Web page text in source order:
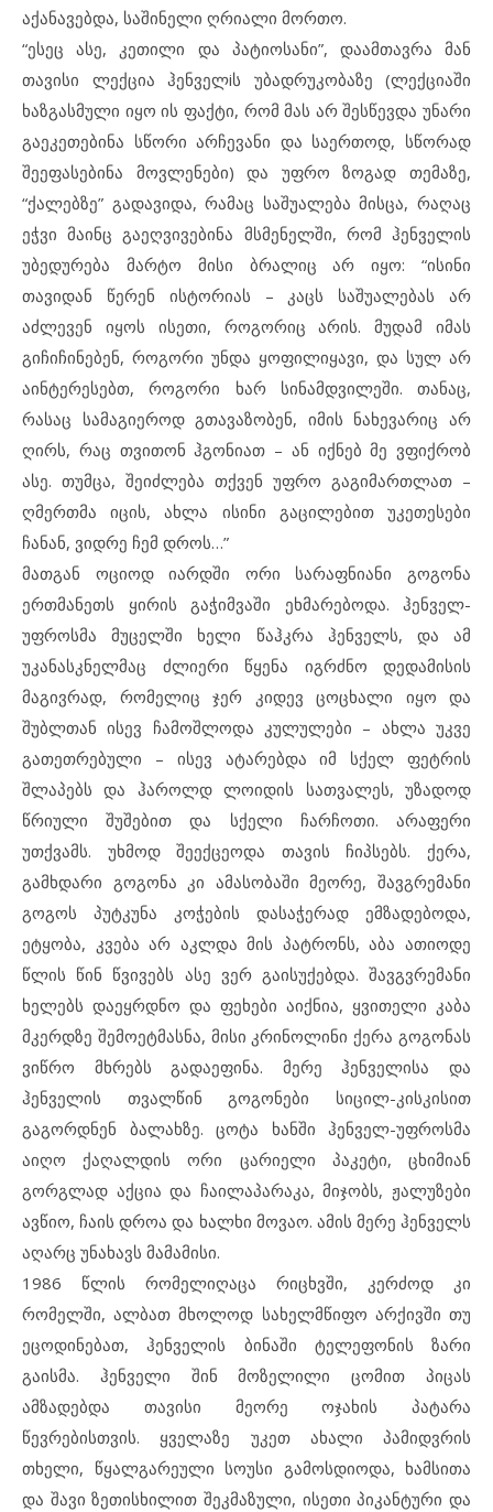
აქანავებდა, საშინელი ღრიალი მორთო.
“ესეც ასე, კეთილი და პატიოსანი”, დაამთავრა მან
თავისი ლექცია ჰენველiს უბადრუკობაზე (ლექციაში
ხაზგასმული იყო ის ფაქტი, რომ მას არ შესწევდა უნარი
გაეკეთებინა სწორი არჩევანი და საერთოდ, სწორად
შეეფასებინა მოვლენები) და უფრო ზოგად თემაზე,
“ქალებზე” გადავიდა, რამაც საშუალება მისცა, რაღაც
ეჭვი მაინც გაეღვივებინა მსმენელში, რომ ჰენველის
უბედურება მარტო მისი ბრალიც არ იყო: “ისინი
თავიდან წერენ ისტორიას – კაცს საშუალებას არ
აძლევენ იყოს ისეთი, როგორიც არის. მუდამ იმას
გიჩიჩინებენ, როგორი უნდა ყოფილიყავი, და სულ არ
აინტერესებთ, როგორი ხარ სინამდვილეში. თანაც,
რასაც სამაგიეროდ გთავაზობენ, იმის ნახევარიც არ
ღირს, რაც თვითონ ჰგონიათ – ან იქნებ მე ვფიქრობ
ასე. თუმცა, შეიძლება თქვენ უფრო გაგიმართლათ –
ღმერთმა იცის, ახლა ისინი გაცილებით უკეთესები
ჩანან, ვიდრე ჩემ დროს…”
მათგან ოციოდ იარდში ორი სარაფნიანი გოგონა
ერთმანეთს ყირის გაჭიმვაში ეხმარებოდა. ჰენველ-
უფროსმა მუცელში ხელი წაჰკრა ჰენველს, და ამ
უკანასკნელმაც ძლიერი წყენა იგრძნო დედამისის
მაგივრად, რომელიც ჯერ კიდევ ცოცხალი იყო და
შუბლთან ისევ ჩამოშლოდა კულულები – ახლა უკვე
გათეთრებული – ისევ ატარებდა იმ სქელ ფეტრის
შლაპებს და ჰაროლდ ლოიდის სათვალეს, უზადოდ
წრიული შუშებით და სქელი ჩარჩოთი. არაფერი
უთქვამს. უხმოდ შეექცეოდა თავის ჩიპსებს. ქერა,
გამხდარი გოგონა კი ამასობაში მეორე, შავგრემანი
გოგოს პუტკუნა კოჭების დასაჭერად ემზადებოდა,
ეტყობა, კვება არ აკლდა მის პატრონს, აბა ათიოდე
წლის წინ წვივებს ასე ვერ გაისუქებდა. შავგვრემანი
ხელებს დაეყრდნო და ფეხები აიქნია, ყვითელი კაბა
მკერდზე შემოეტმასნა, მისი კრინოლინი ქერა გოგონას
ვიწრო მხრებს გადაეფინა. მერე ჰენველისა და
ჰენველის თვალწინ გოგონები სიცილ-კისკისით
გაგორდნენ ბალახზე. ცოტა ხანში ჰენველ-უფროსმა
აიღო ქაღალდის ორი ცარიელი პაკეტი, ცხიმიან
გორგლად აქცია და ჩაილაპარაკა, მიჯობს, ჟალუზები
ავწიო, ჩაის დროა და ხალხი მოვაო. ამის მერე ჰენველს
აღარც უნახავს მამამისი.
1986 წლის რომელიღაცა რიცხვში, კერძოდ კი
რომელში, ალბათ მხოლოდ სახელმწიფო არქივში თუ
ეცოდინებათ, ჰენველის ბინაში ტელეფონის ზარი
გაისმა. ჰენველი შინ მოზელილი ცომით პიცას
ამზადებდა თავისი მეორე ოჯახის პატარა
წევრებისთვის. ყველაზე უკეთ ახალი პამიდვრის
თხელი, წყალგარეული სოუსი გამოსდიოდა, ხამსითა
და შავი ზეთისხილით შეკმაზული, ისეთი პიკანტური და